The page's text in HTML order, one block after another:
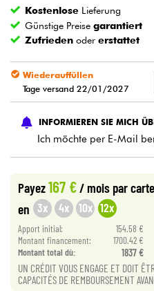
Blasinstrumente
Kinder
Bundle
Sehen Sie sich
Kostenlose Lieferung
Günstige Preisegarantiert
Zufrieden odererstattet
Wiederauffüllen
Tage versand 22/01/2027
INFORMIEREN SIE MICH
Ich möchte per E-Mail
Payez167 € / mois par
en 3x 4x 10x 12x
Apport initial: 154.58 €
Montant financement:
1700.42 €
Montant total dù:
1837 €
UN CRÉDIT VOUS ENGAGE ET DOIT
CAPACITÉS DE REMBOURSEMENT